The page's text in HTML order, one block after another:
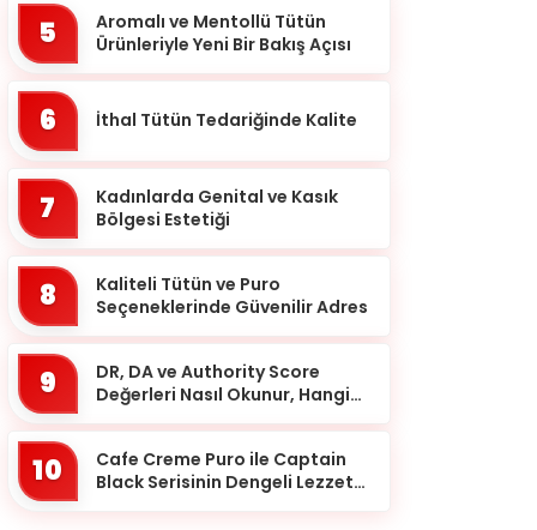
5
Aromalı ve Mentollü Tütün
Ürünleriyle Yeni Bir Bakış Açısı
6 İthal Tütün Tedariğinde Kalite
7
Kadınlarda Genital ve Kasık
Bölgesi Estetiği
8
Kaliteli Tütün ve Puro
Seçeneklerinde Güvenilir Adres
9
DR, DA ve Authority Score
Değerleri Nasıl Okunur, Hangi
10
Cafe Creme Puro ile Captain
Black Serisinin Dengeli Lezzet
Batman
Bayburt
Bilecik
Bingöl
Bitlis
Bolu
Burdur
Bursa
Çanakkale
Çankırı
Çorum
Denizli
Diyarbakır